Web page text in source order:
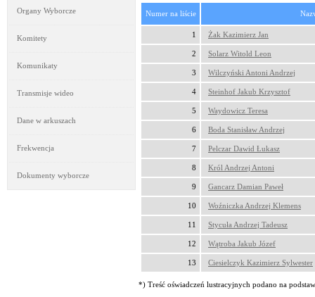
Organy Wyborcze
Komitety
Komunikaty
Transmisje wideo
Dane w arkuszach
Frekwencja
Dokumenty wyborcze
Numer na liście
1 Żak Kazimierz Jan
2 Solarz Witold Leon
3 Wilczyński Antoni Andrzej
4 Steinhof Jakub Krzysztof
5 Waydowicz Teresa
6 Boda Stanisław Andrzej
7 Pelczar Dawid Łukasz
8 Król Andrzej Antoni
9 Gancarz Damian Paweł
10 Woźniczka Andrzej Klemens
11 Stycuła Andrzej Tadeusz
12 Wątroba Jakub Józef
13 Ciesielczyk Kazimierz Sylwester
*) Treść oświadczeń lustracyjnych podano na